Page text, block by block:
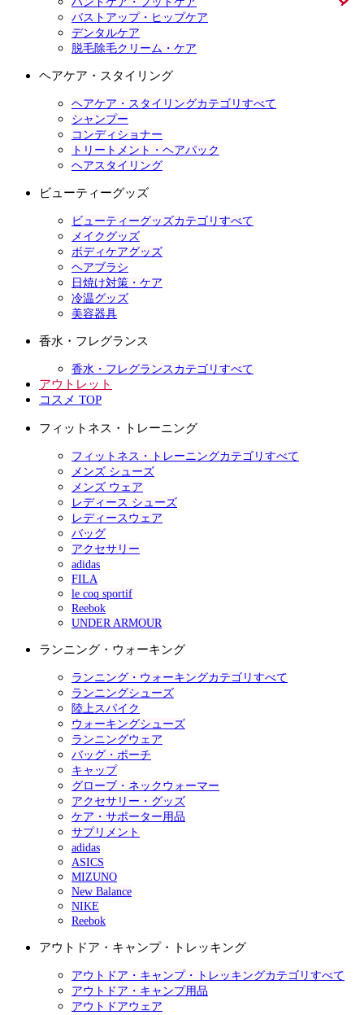
バストアップ・ヒップケア
デンタルケア
脱毛除毛クリーム・ケア
ヘアケア・スタイリング
ヘアケア・スタイリングカテゴリすべて
シャンプー
コンディショナー
トリートメント・ヘアパック
ヘアスタイリング
ビューティーグッズ
ビューティーグッズカテゴリすべて
メイクグッズ
ボディケアグッズ
ヘアブラシ
日焼け対策・ケア
冷温グッズ
美容器具
香水・フレグランス
香水・フレグランスカテゴリすべて
アウトレット
コスメ TOP
フィットネス・トレーニング
フィットネス・トレーニングカテゴリすべて
メンズ シューズ
メンズ ウェア
レディース シューズ
レディースウェア
バッグ
アクセサリー
adidas
FILA
le coq sportif
Reebok
UNDER ARMOUR
ランニング・ウォーキング
ランニング・ウォーキングカテゴリすべて
ランニングシューズ
陸上スパイク
ウォーキングシューズ
ランニングウェア
バッグ・ポーチ
キャップ
グローブ・ネックウォーマー
アクセサリー・グッズ
ケア・サポーター用品
サプリメント
adidas
ASICS
MIZUNO
New Balance
NIKE
Reebok
アウトドア・キャンプ・トレッキング
アウトドア・キャンプ・トレッキングカテゴリすべて
アウトドア・キャンプ用品
アウトドアウェア